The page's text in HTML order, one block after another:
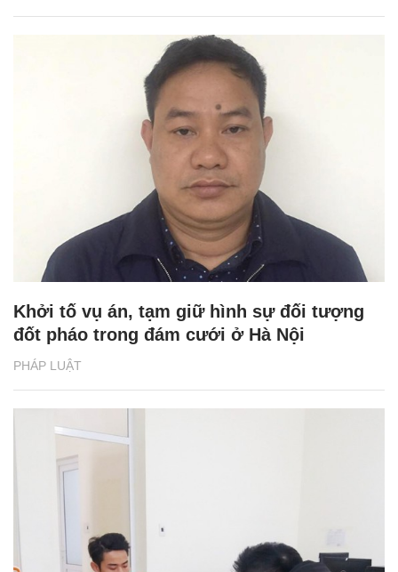
PHÁP LUẬT
Khởi tố vụ án, tạm giữ hình sự đối tượng
đốt pháo trong đám cưới ở Hà Nội